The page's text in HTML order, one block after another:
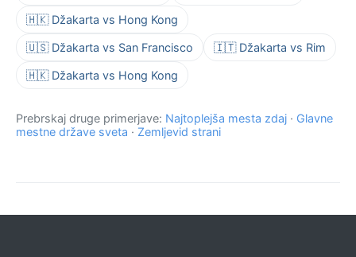
🇭🇰 Džakarta vs Hong Kong
🇺🇸 Džakarta vs San Francisco 🇮🇹 Džakarta vs Rim
🇭🇰 Džakarta vs Hong Kong
Prebrskaj druge primerjave: Najtoplejša mesta zdaj · Glavne
mestne države sveta · Zemljevid strani